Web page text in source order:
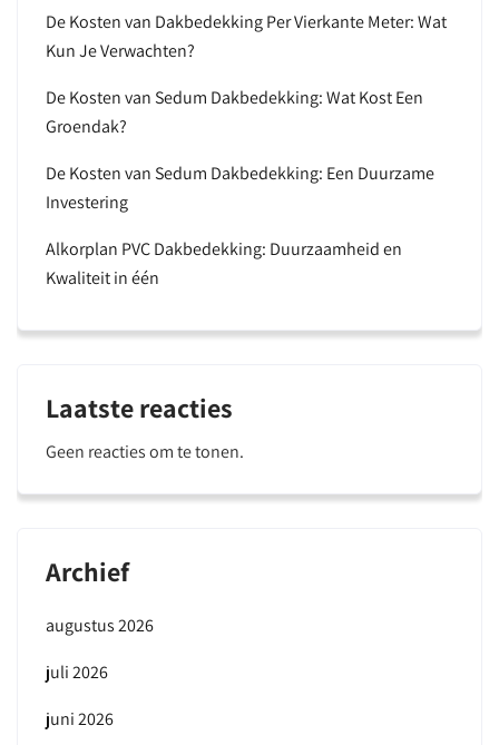
De Kosten van Dakbedekking Per Vierkante Meter: Wat
Kun Je Verwachten?
De Kosten van Sedum Dakbedekking: Wat Kost Een
Groendak?
De Kosten van Sedum Dakbedekking: Een Duurzame
Investering
Alkorplan PVC Dakbedekking: Duurzaamheid en
Kwaliteit in één
Laatste reacties
Geen reacties om te tonen.
Archief
augustus 2026
juli 2026
juni 2026